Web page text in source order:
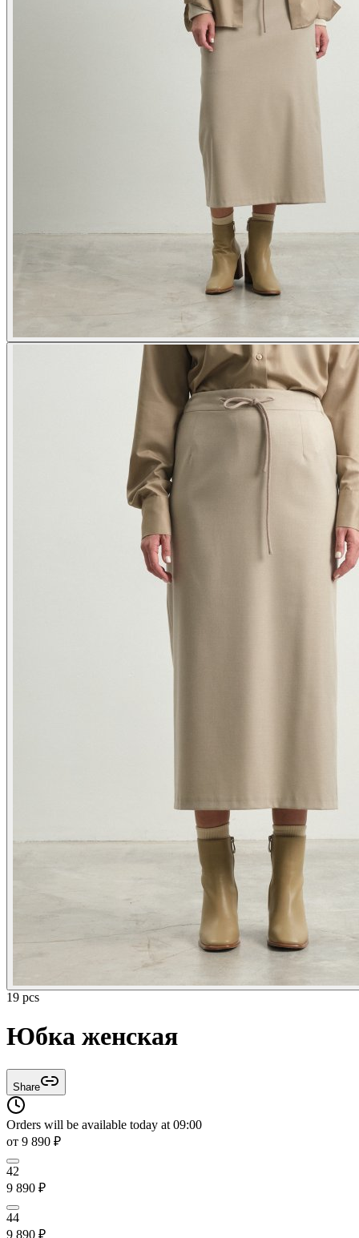
19 pcs
Юбка женская
Share
Orders will be available today at 09:00
от 9 890 ₽
42
9 890 ₽
44
9 890 ₽